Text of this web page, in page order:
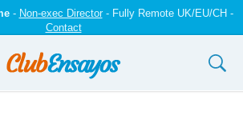
- Non-exec Director- Fully Remote UK/EU/CH -
Contact